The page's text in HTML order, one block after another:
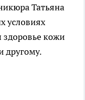
Татьяна
условиях
здоровье кожи
другому.